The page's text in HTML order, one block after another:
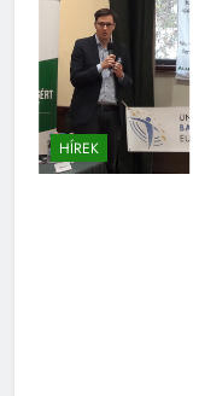
HÍREK